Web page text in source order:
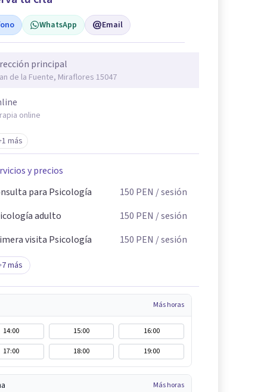
WhatsApp Email
principal
de la Fuente, Miraflores 15047
online
más
y precios
para Psicología
150 PEN / sesión
adulto
150 PEN / sesión
visita Psicología
150 PEN / sesión
7más
Más horas
14:00 15:00
16:00
17:00
18:00 19:00
Más horas